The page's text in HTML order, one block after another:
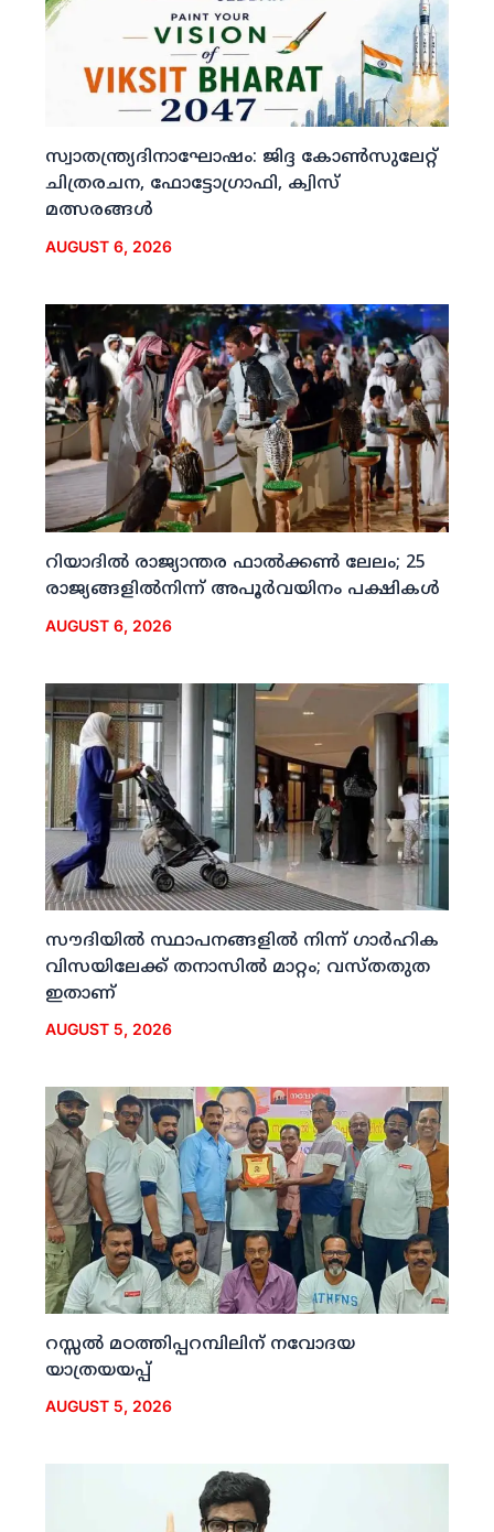
സ്വാതന്ത്ര്യദിനാഘോഷം: ജിദ്ദ കോണ്‍സുലേറ്റ്
ചിത്രരചന, ഫോട്ടോഗ്രാഫി, ക്വിസ്
മത്സരങ്ങള്‍
AUGUST 6, 2026
റിയാദില്‍ രാജ്യാന്തര ഫാല്‍ക്കണ്‍ ലേലം; 25
രാജ്യങ്ങളില്‍നിന്ന് അപൂര്‍വയിനം പക്ഷികള്‍
AUGUST 6, 2026
സൗദിയില്‍ സ്ഥാപനങ്ങളില്‍ നിന്ന് ഗാര്‍ഹിക
വിസയിലേക്ക് തനാസില്‍ മാറ്റം; വസ്തതുത
ഇതാണ്
AUGUST 5, 2026
റസ്സല്‍ മഠത്തിപ്പറമ്പിലിന് നവോദയ
യാത്രയയപ്പ്
AUGUST 5, 2026